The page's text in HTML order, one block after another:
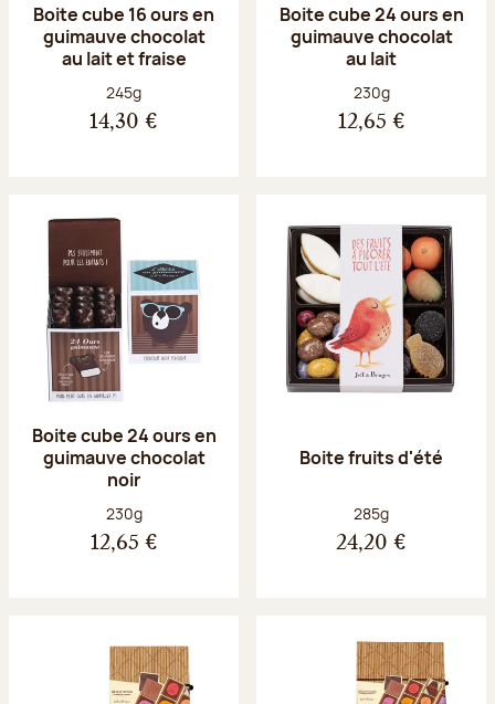
Boite cube 16 ours en
guimauve chocolat
au lait et fraise
Poids net :
245g
14,30 €
Boite cube 24 ours en
guimauve chocolat
au lait
Poids net :
230g
12,65 €
Boite cube 24 ours en
guimauve chocolat
noir
Poids net :
230g
12,65 €
Boite fruits d'été
Poids net :
285g
24,20 €